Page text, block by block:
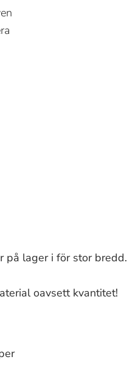
på lager i för stor bredd.
oavsett kvantitet!